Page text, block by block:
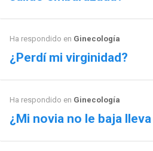
Ha respondido en Ginecología
¿Perdí mi virginidad?
Ha respondido en Ginecología
¿Mi novia no le baja